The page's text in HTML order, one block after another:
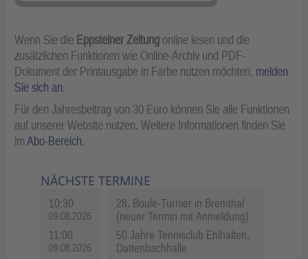
Wenn Sie die Eppsteiner Zeitung online lesen und die
zusätzlichen Funktionen wie Online-Archiv und PDF-
Dokument der Printausgabe in Farbe nutzen möchten, melden
Sie sich an.
Für den Jahresbeitrag von 30 Euro können Sie alle Funktionen
auf unserer Website nutzen. Weitere Informationen finden Sie
imAbo-Bereich.
NÄCHSTE TERMINE
10:30
09.08.2026
28. Boule-Turnier in Bremthal
(neuer Termin mit Anmeldung)
11:00
09.08.2026
50 Jahre Tennisclub Ehlhalten,
Dattenbachhalle